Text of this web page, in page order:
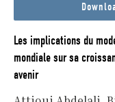
Les implications du
mondiale sur sa
avenir